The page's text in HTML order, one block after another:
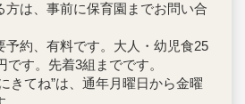
方は、事前に保育園までお問い合
予約、有料です。大人・幼児食25
です。先着3組までです。
きてね”は、通年月曜日から金曜